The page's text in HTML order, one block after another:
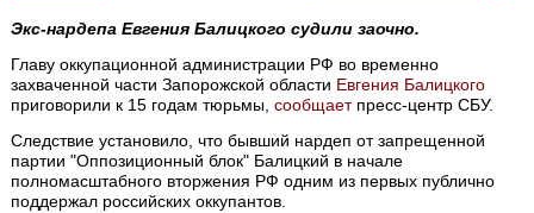
Экс-нардепа Евгения Балицкого судили заочно.
Главу оккупационной администрации РФ во временно
захваченной части Запорожской области Евгения Балицкого
приговорили к 15 годам тюрьмы,сообщаетпресс-центр СБУ.
Следствие установило, что бывший нардеп от запрещенной
партии "Оппозиционный блок" Балицкий в начале
полномасштабного вторжения РФ одним из первых публично
поддержал российских оккупантов.